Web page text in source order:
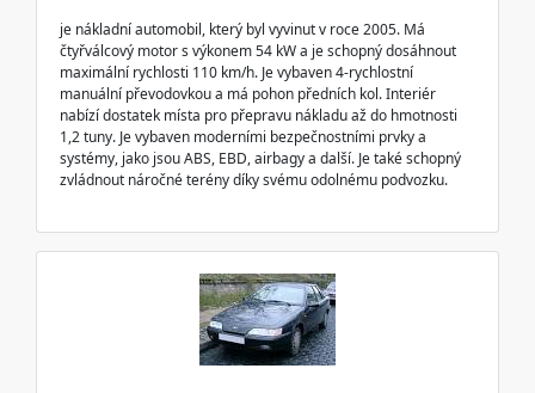
je nákladní automobil, který byl vyvinut v roce 2005. Má
čtyřválcový motor s výkonem 54 kW a je schopný dosáhnout
maximální rychlosti 110 km/h. Je vybaven 4-rychlostní
manuální převodovkou a má pohon předních kol. Interiér
nabízí dostatek místa pro přepravu nákladu až do hmotnosti
1,2 tuny. Je vybaven moderními bezpečnostními prvky a
systémy, jako jsou ABS, EBD, airbagy a další. Je také schopný
zvládnout náročné terény díky svému odolnému podvozku.